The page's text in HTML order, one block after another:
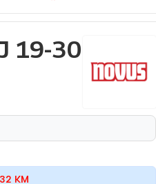
19-30
KM